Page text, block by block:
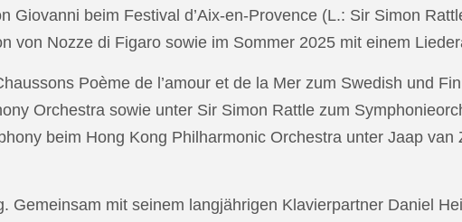
Giovanni beim Festival d’Aix-en-Provence (L.: Sir Simon
von Nozze di Figaro sowie im Sommer 2025 mit einem
Poème de l’amour et de la Mer zum Swedish und
Orchestra sowie unter Sir Simon Rattle zum
beim Hong Kong Philharmonic Orchestra unter Jaap
Gemeinsam mit seinem langjährigen Klavierpartner Daniel